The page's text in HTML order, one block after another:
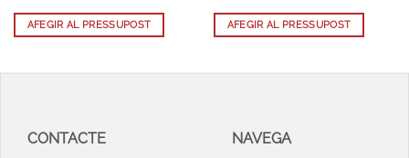
AFEGIR AL PRESSUPOST AFEGIR AL PRESSUPOST
CONTACTE NAVEGA